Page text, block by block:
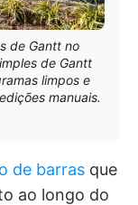
de Gantt no
de Gantt
limpos e
manuais.
de barras que
ao longo do